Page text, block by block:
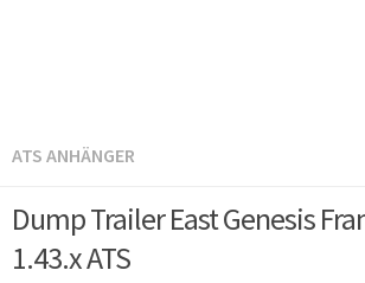
ATS ANHÄNGER
Dump Trailer East Genesis
1.43.x ATS